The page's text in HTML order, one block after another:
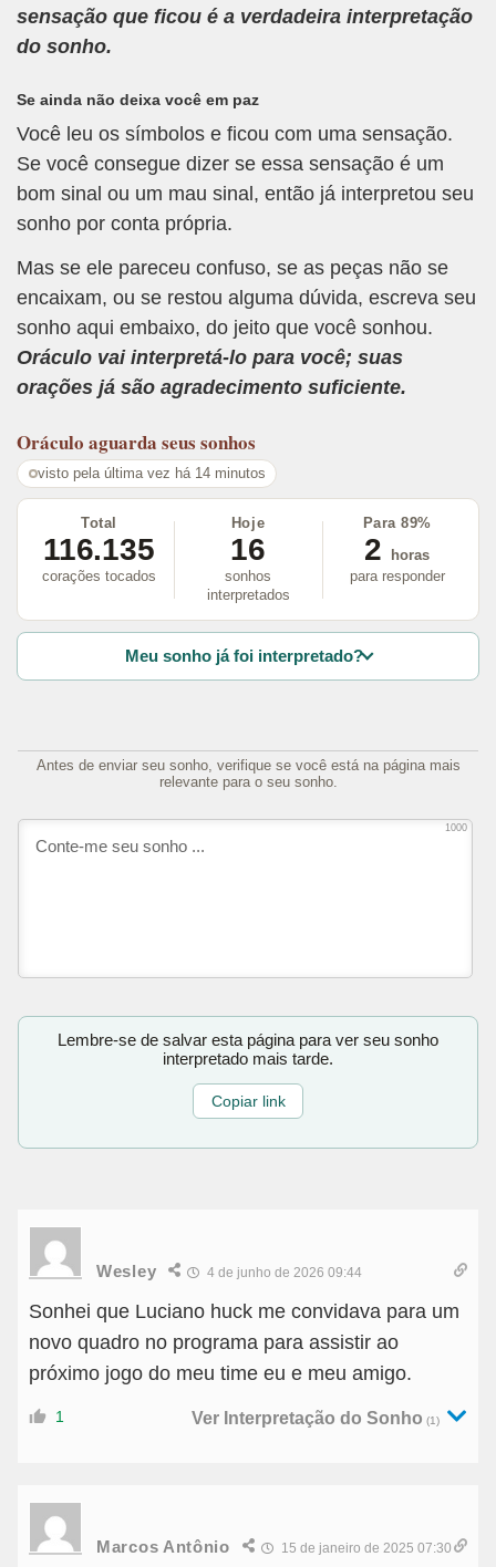
sensação que ficou é a verdadeira interpretação
do sonho.
Se ainda não deixa você em paz
Você leu os símbolos e ficou com uma sensação.
Se você consegue dizer se essa sensação é um
bom sinal ou um mau sinal, então já interpretou seu
sonho por conta própria.
Mas se ele pareceu confuso, se as peças não se
encaixam, ou se restou alguma dúvida, escreva seu
sonho aqui embaixo, do jeito que você sonhou.
Oráculo vai interpretá-lo para você; suas
orações já são agradecimento suficiente.
Oráculo aguarda seus sonhos
visto pela última vez há 14 minutos
Total
116.135
corações tocados
Hoje
16
sonhos
interpretados
Para 89%
2
horas
para responder
Meu sonho já foi interpretado?
Antes de enviar seu sonho, verifique se você está na página mais
relevante para o seu sonho.
1000
Lembre-se de salvar esta página para ver seu sonho
interpretado mais tarde.
Copiar link
Wesley 4 de junho de 2026 09:44
Sonhei que Luciano huck me convidava para um
novo quadro no programa para assistir ao
próximo jogo do meu time eu e meu amigo.
1 Ver Interpretação do Sonho (1)
Marcos Antônio 15 de janeiro de 2025 07:30